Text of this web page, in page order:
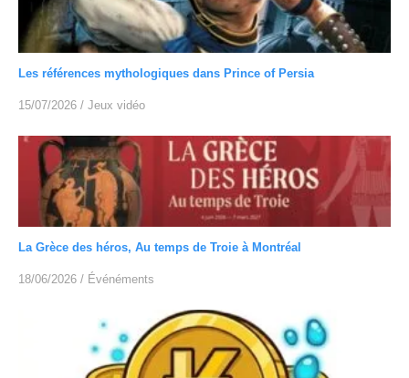
Les références mythologiques dans Prince of Persia
15/07/2026 / Jeux vidéo
La Grèce des héros, Au temps de Troie à Montréal
18/06/2026 / Événéments